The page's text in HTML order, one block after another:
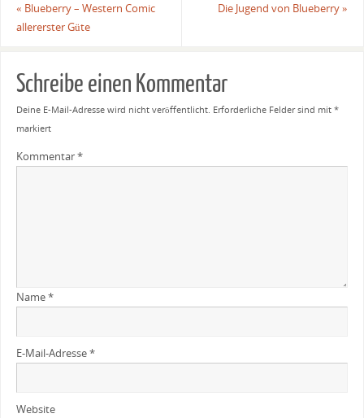
« Blueberry – Western Comic
allererster Güte
Die Jugend von Blueberry»
Schreibe einen Kommentar
Deine E-Mail-Adresse wird nicht veröffentlicht. Erforderliche Felder sind mit *
markiert
Kommentar*
Name*
E-Mail-Adresse*
Website